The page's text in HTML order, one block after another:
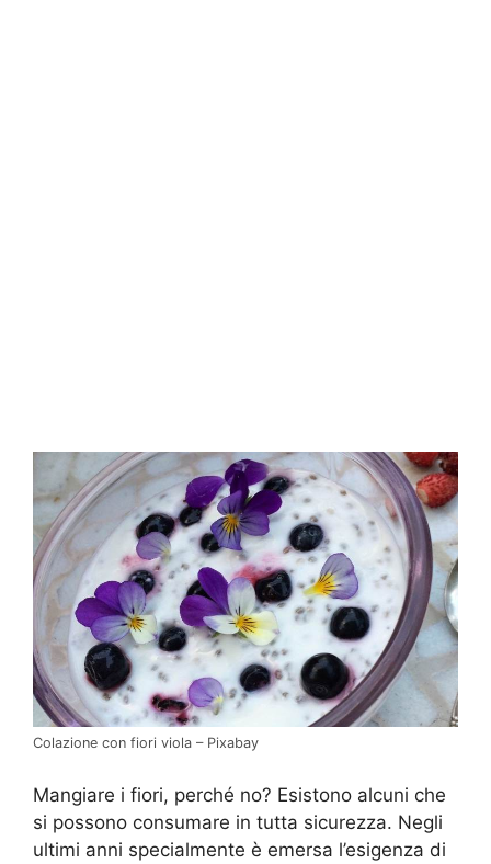
Colazione con fiori viola – Pixabay
Mangiare i fiori, perché no? Esistono alcuni che
si possono consumare in tutta sicurezza. Negli
ultimi anni specialmente è emersa l’esigenza di